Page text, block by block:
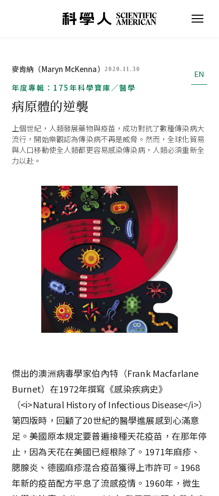
麥肯納（Maryn McKenna） 2020.11.30
EN
年度專輯：175年科學寶庫／醫學
病原體的逆襲
上個世紀，人類發展藥物與疫苗，成功對抗了數種傳染病大
流行，開始樂觀認為傳染病不再是威脅。然而，全球化貿易
與人口移動使全人類都更容易感染傳染病，人類必須重新全
力以赴。
傑出的澳洲病毒學家伯內特（Frank Macfarlane
Burnet）在1972年撰寫《感染疾病史》
（<i>Natural History of Infectious Disease</i>）
第四版時，回顧了20世紀的醫學進展感到心滿意
足。美國原本規定要普遍接種天花疫苗，在那年停
止，因為天花在美國已經根除了。1971年麻疹、
腮腺炎、德國麻疹混合疫苗獲得上市許可。1968
年新的疫苗配方平息了流感疫情。1960年，微生